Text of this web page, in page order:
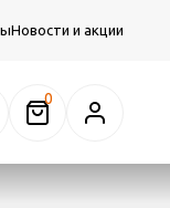
Новости и акции
0